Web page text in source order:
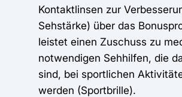
Kontaktlinsen zur
Sehstärke) über das
leistet einen Zuschuss zu
notwendigen Sehhilfen, die
sind, bei sportlichen
werden (Sportbrille).